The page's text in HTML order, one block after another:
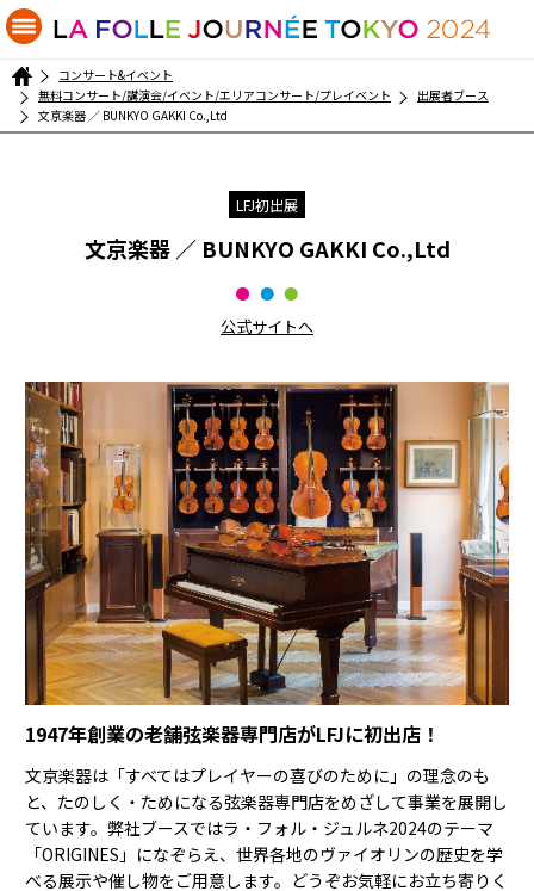
コンサート&イベント
無料コンサート/講演会/イベント/エリアコンサート/プレイベント
出展者ブース
文京楽器 ／ BUNKYO GAKKI Co.,Ltd
LFJ初出展
文京楽器 ／ BUNKYO GAKKI Co.,Ltd
公式サイトへ
1947年創業の老舗弦楽器専門店がLFJに初出店！
文京楽器は「すべてはプレイヤーの喜びのために」の理念のも
と、たのしく・ためになる弦楽器専門店をめざして事業を展開し
ています。弊社ブースではラ・フォル・ジュルネ2024のテーマ
「ORIGINES」になぞらえ、世界各地のヴァイオリンの歴史を学
べる展示や催し物をご用意します。どうぞお気軽にお立ち寄りく